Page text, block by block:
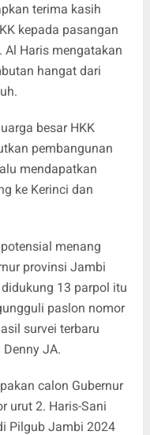
terima kasih
kepada pasangan
Al Haris mengatakan
hangat dari
besar HKK
pembangunan
mendapatkan
ke Kerinci dan
menang
provinsi Jambi
13 parpol itu
paslon nomor
survei terbaru
JA.
calon Gubernur
urut 2. Haris-Sani
Pilgub Jambi 2024